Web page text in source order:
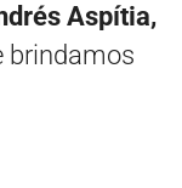
Aspítia,
brindamos